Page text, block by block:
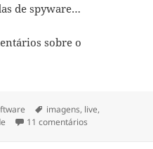
de spyware…
sobre o
Etiquetas
imagens, live,
11 comentários